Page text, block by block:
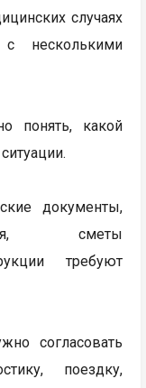
случаях
с несколькими
понять, какой
документы,
сметы
требуют
согласовать
поездку,